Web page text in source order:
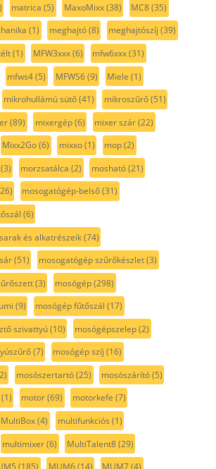
matrica (5) MaxoMixx(38) MC8(35)
(1) meghajtó(8) meghajtószíj (39)
(1) MFW3xxx(6) mfw6xxx(31)
mfws4(5) MFWS6(9) Miele (1)
mikrohullámú sütő(41) mikroszűrő(51)
(89) mixergép(6) mixer szár(22)
Mixx2Go(6) mixxo(1) mop(2)
morzsatálca (2) mosható(21)
mosogatógép-belső(31)
(6)
és alkatrészeik(74)
(51) mosogatógép szűrőkészlet(3)
(3) mosógép(298)
(9) mosógép fűtőszál (17)
szivattyú(10) mosógépszelep(2)
(7) mosógép szíj (16)
mosószertartó(25) mosószárító(5)
motor(69) motorkefe (7)
MultiBox(4) multifunkciós (1)
multimixer(6) MultiTalent8(29)